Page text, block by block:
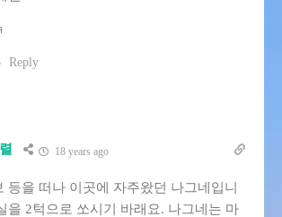
Reply
18 years ago
등을 떠나 이곳에 자주왔던 나그네입니
을 2턱으로 쏘시기 바래요. 나그네는 마